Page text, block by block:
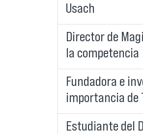
Usach
Director de
la competencia
Fundadora e
importancia de
Estudiante del